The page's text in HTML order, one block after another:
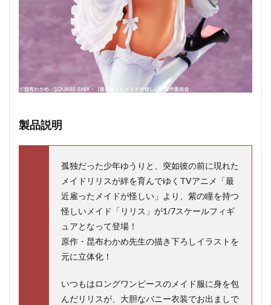
製品説明
孤独だった少年ゆうりと、突如彼の前に現れた
メイドリリスが絆を育んでゆくTVアニメ「最
近雇ったメイドが怪しい」より、紫の瞳を持つ
怪しいメイド「リリス」が1/7スケールフィギ
ュアとなって登場！
原作・昆布わかめ先生の描き下ろしイラストを
元に立体化！
いつもはロングワンピースのメイド服に身を包
んだリリスが、大胆なバニー衣装でお出ましで